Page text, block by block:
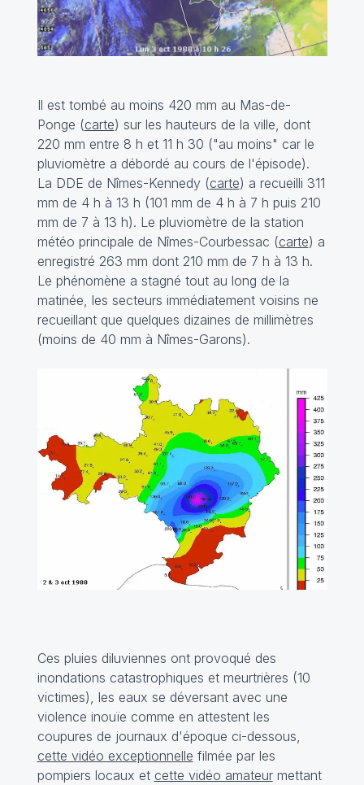
Il est tombé au moins 420 mm au Mas-de-
Ponge (carte) sur les hauteurs de la ville, dont
220 mm entre 8 h et 11 h 30 ("au moins" car le
pluviomètre a débordé au cours de l'épisode).
La DDE de Nîmes-Kennedy (carte) a recueilli 311
mm de 4 h à 13 h (101 mm de 4 h à 7 h puis 210
mm de 7 à 13 h). Le pluviomètre de la station
météo principale de Nîmes-Courbessac (carte) a
enregistré 263 mm dont 210 mm de 7 h à 13 h.
Le phénomène a stagné tout au long de la
matinée, les secteurs immédiatement voisins ne
recueillant que quelques dizaines de millimètres
(moins de 40 mm à Nîmes-Garons).
Ces pluies diluviennes ont provoqué des
inondations catastrophiques et meurtrières (10
victimes), les eaux se déversant avec une
violence inouïe comme en attestent les
coupures de journaux d'époque ci-dessous,
cette vidéo exceptionnelle filmée par les
pompiers locaux et cette vidéo amateurmettant